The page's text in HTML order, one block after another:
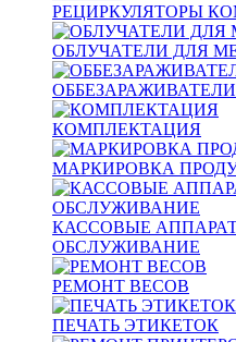
РЕЦИРКУЛЯТОРЫ
ОБЛУЧАТЕЛИ ДЛЯ
ОББЕЗАРАЖИВАТЕЛИ
КОМПЛЕКТАЦИЯ
МАРКИРОВКА
КАССОВЫЕ
ОБСЛУЖИВАНИЕ
РЕМОНТ ВЕСОВ
ПЕЧАТЬ ЭТИКЕТОК